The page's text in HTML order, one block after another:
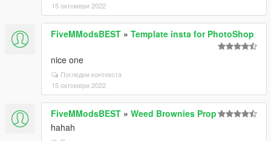
15 октомври 2022
FiveMModsBEST » Template insta for PhotoShop
nice one
Погледни контекста
15 октомври 2022
FiveMModsBEST » Weed Brownies Prop
hahah